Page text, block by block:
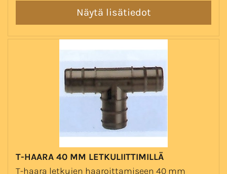
T-HAARA 40 MM LETKULIITTIMILLÄ
T-haara letkujen haaroittamiseen 40 mm